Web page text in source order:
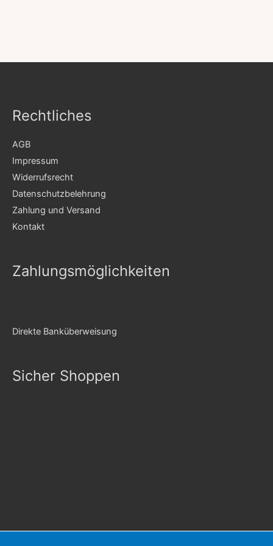
Rechtliches
AGB
Impressum
Widerrufsrecht
Datenschutzbelehrung
Zahlung und Versand
Kontakt
Zahlungsmöglichkeiten
Direkte Banküberweisung
Sicher Shoppen